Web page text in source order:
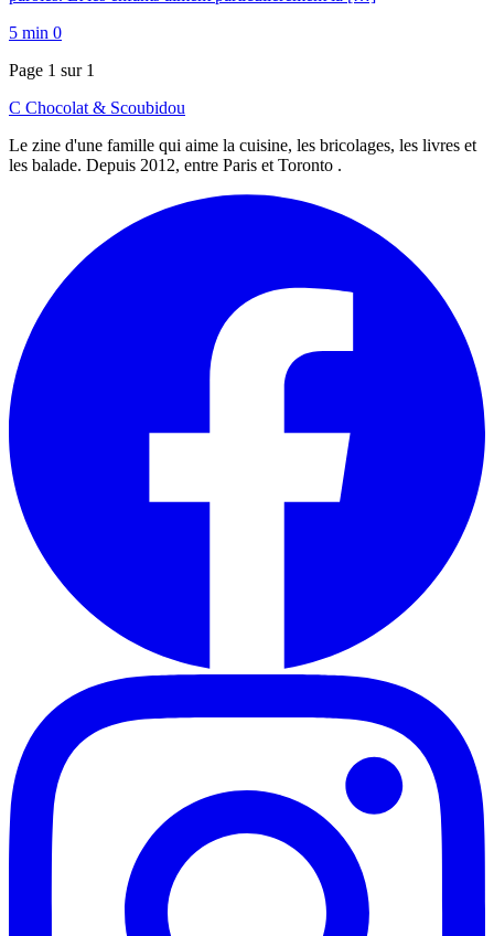
5 min 0
Page 1 sur 1
C Chocolat & Scoubidou
Le zine d'une famille qui aime la cuisine, les bricolages, les livres et
les balade. Depuis 2012, entre Paris et Toronto .